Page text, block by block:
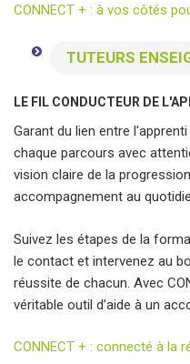
CONNECT + : à vos côtés
TUTEURS
LE FIL CONDUCTEUR DE
Garant du lien entre
chaque parcours avec
vision claire de la
accompagnement au
Suivez les étapes de la
le contact et intervenez au
réussite de chacun. Avec
véritable outil d’aide à un
CONNECT + : connecté à la